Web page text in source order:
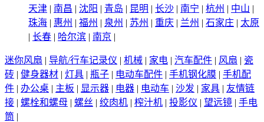
天津 | 南昌 | 沈阳 | 青岛 | 昆明 | 长沙 | 南宁 | 杭州 | 中山 |
珠海 | 惠州 | 福州 | 泉州 | 苏州 | 重庆 | 兰州 | 石家庄 | 太原
| 长春 | 哈尔滨 | 南京 |
迷你风扇 | 导航/行车记录仪 | 机械 | 家电 | 汽车配件 | 风扇 | 瓷
砖 | 健身器材 | 灯具 | 瓶子 | 电动车配件 | 手机钢化膜 | 手机配
件 | 办公桌 | 主板 | 显示器 | 电器 | 电动车 | 沙发 | 家具 | 友情链
接 | 螺栓和螺母 | 螺丝 | 绞肉机 | 榨汁机 | 投影仪 | 望远镜 | 手电
筒 |